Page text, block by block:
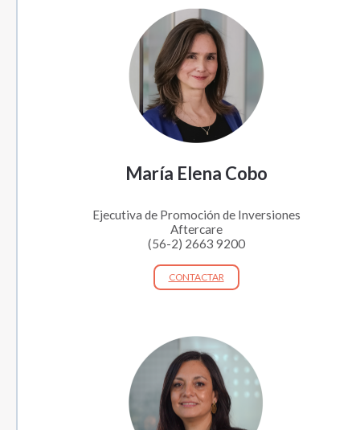
María Elena Cobo
Ejecutiva de Promoción de Inversiones
Aftercare
(56-2) 2663 9200
CONTACTAR